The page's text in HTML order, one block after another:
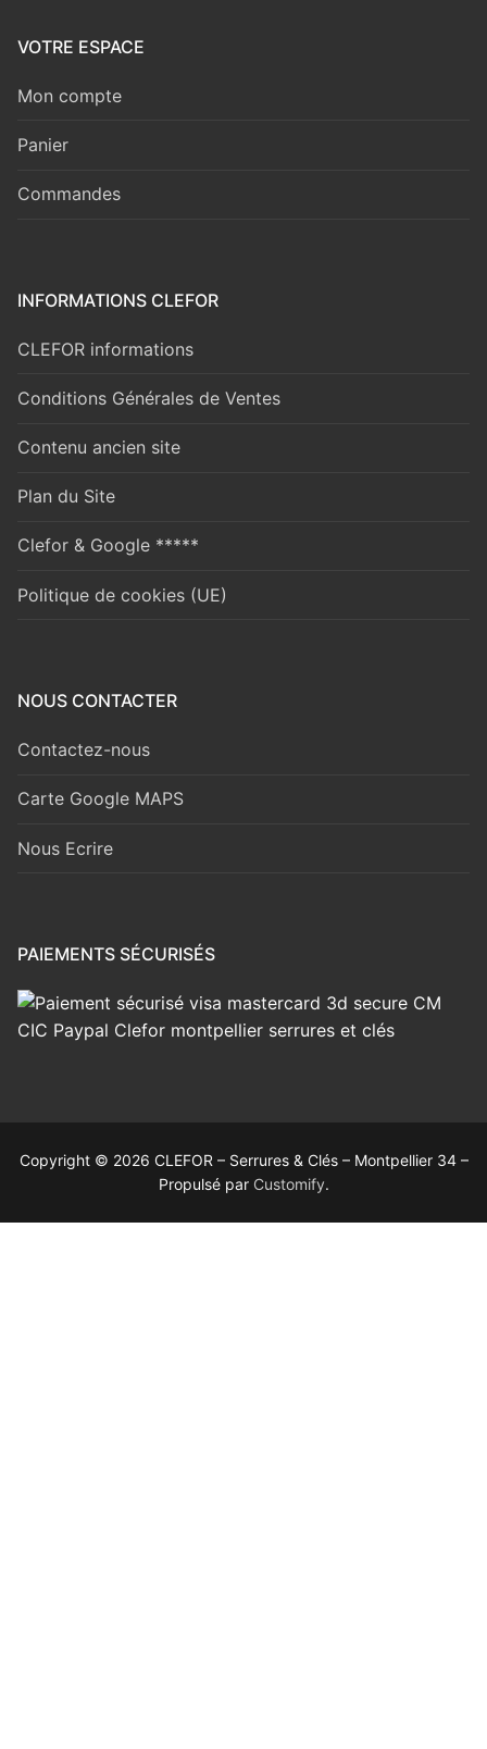
VOTRE ESPACE
Mon compte
Panier
Commandes
INFORMATIONS CLEFOR
CLEFOR informations
Conditions Générales de Ventes
Contenu ancien site
Plan du Site
Clefor & Google *****
Politique de cookies (UE)
NOUS CONTACTER
Contactez-nous
Carte Google MAPS
Nous Ecrire
PAIEMENTS SÉCURISÉS
Copyright © 2026 CLEFOR – Serrures & Clés – Montpellier 34 –
Propulsé par Customify.